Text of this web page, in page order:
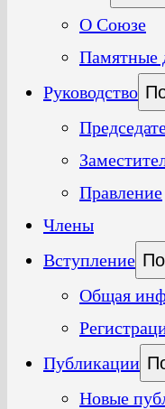
О Союзе
Памятные
Руководство
Правление
Члены
Вступление
Общая
Публикации
Новые